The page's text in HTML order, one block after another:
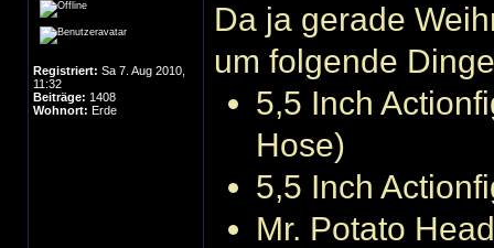
Registriert: Sa 7. Aug 2010,
11:32
Beiträge: 1408
Wohnort: Erde
Da ja gerade
um folgende
5,5 Inch
Hose)
5,5 Inch
Mr. Potato